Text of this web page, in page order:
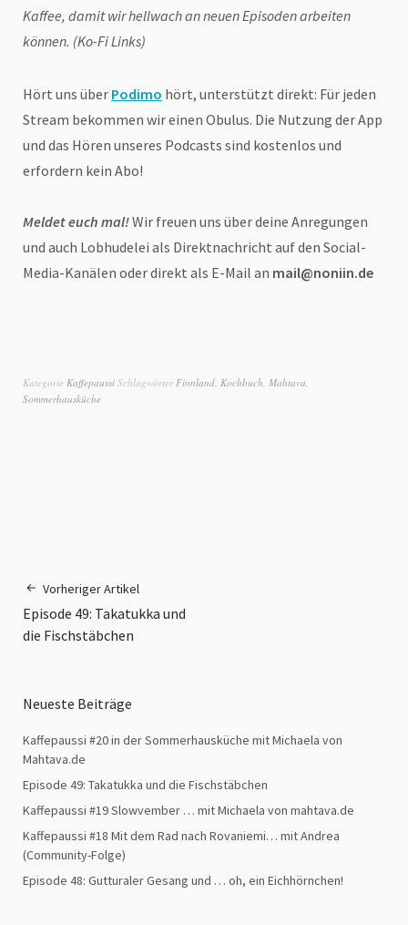
Kaffee, damit wir hellwach an neuen Episoden arbeiten
können. (Ko-Fi Links)
Hört uns über Podimo hört, unterstützt direkt: Für jeden
Stream bekommen wir einen Obulus. Die Nutzung der App
und das Hören unseres Podcasts sind kostenlos und
erfordern kein Abo!
Meldet euch mal!Wir freuen uns über deine Anregungen
und auch Lobhudelei als Direktnachricht auf den Social-
Media-Kanälen oder direkt als E-Mail an mail@noniin.de
Kategorie Kaffepaussi Schlagwörter Finnland Kochbuch Mahtava
Sommerhausküche
Vorheriger Artikel
Episode 49: Takatukka und
die Fischstäbchen
Neueste Beiträge
Kaffepaussi #20 in der Sommerhausküche mit Michaela von
Mahtava.de
Episode 49: Takatukka und die Fischstäbchen
Kaffepaussi #19 Slowvember … mit Michaela von mahtava.de
Kaffepaussi #18 Mit dem Rad nach Rovaniemi… mit Andrea
(Community-Folge)
Episode 48: Gutturaler Gesang und … oh, ein Eichhörnchen!